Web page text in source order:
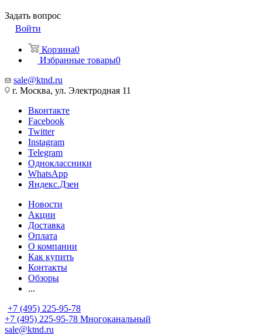
Задать вопрос
Войти
Корзина0
Избранные товары0
sale@ktnd.ru
г. Москва, ул. Электродная 11
Вконтакте
Facebook
Twitter
Instagram
Telegram
Одноклассники
WhatsApp
Яндекс.Дзен
Новости
Акции
Доставка
Оплата
О компании
Как купить
Контакты
Обзоры
...
+7 (495) 225-95-78
+7 (495) 225-95-78 Многоканальный
sale@ktnd.ru